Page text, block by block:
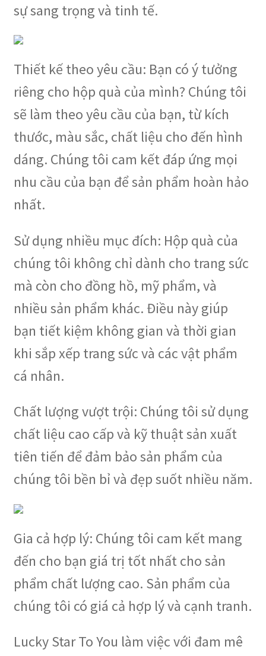
sự sang trọng và tinh tế.
Thiết kế theo yêu cầu: Bạn có ý tưởng
riêng cho hộp quà của mình? Chúng tôi
sẽ làm theo yêu cầu của bạn, từ kích
thước, màu sắc, chất liệu cho đến hình
dáng. Chúng tôi cam kết đáp ứng mọi
nhu cầu của bạn để sản phẩm hoàn hảo
nhất.
Sử dụng nhiều mục đích: Hộp quà của
chúng tôi không chỉ dành cho trang sức
mà còn cho đồng hồ, mỹ phẩm, và
nhiều sản phẩm khác. Điều này giúp
bạn tiết kiệm không gian và thời gian
khi sắp xếp trang sức và các vật phẩm
cá nhân.
Chất lượng vượt trội: Chúng tôi sử dụng
chất liệu cao cấp và kỹ thuật sản xuất
tiên tiến để đảm bảo sản phẩm của
chúng tôi bền bỉ và đẹp suốt nhiều năm.
Gia cả hợp lý: Chúng tôi cam kết mang
đến cho bạn giá trị tốt nhất cho sản
phẩm chất lượng cao. Sản phẩm của
chúng tôi có giá cả hợp lý và cạnh tranh.
Lucky Star To You làm việc với đam mê